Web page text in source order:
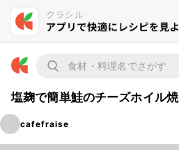
塩麹で簡単鮭のチーズホイル焼
cafefraise